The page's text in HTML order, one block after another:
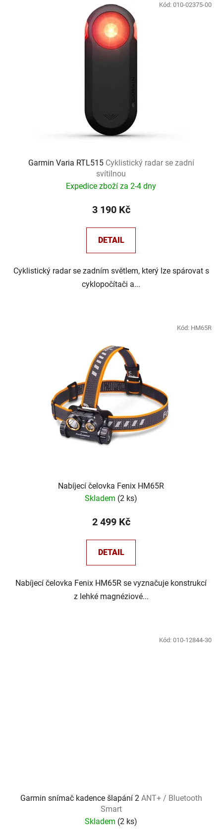
Garmin Varia RTL515 Cyklistický radar se zadní
svítilnou
Expedice zboží za 2-4 dny
3 190 Kč
DETAIL
Cyklistický radar se zadním světlem, který lze spárovat s
cyklopočítači a...
Kód: 010-02375-00
Nabíjecí čelovka Fenix HM65R
Skladem (2 ks)
2 499 Kč
DETAIL
Nabíjecí čelovka Fenix HM65R se vyznačuje konstrukcí
z lehké magnéziové...
Kód: HM65R
Garmin snímač kadence šlapání 2 ANT+ / Bluetooth
Smart
Skladem (2 ks)
Kód: 010-12844-30